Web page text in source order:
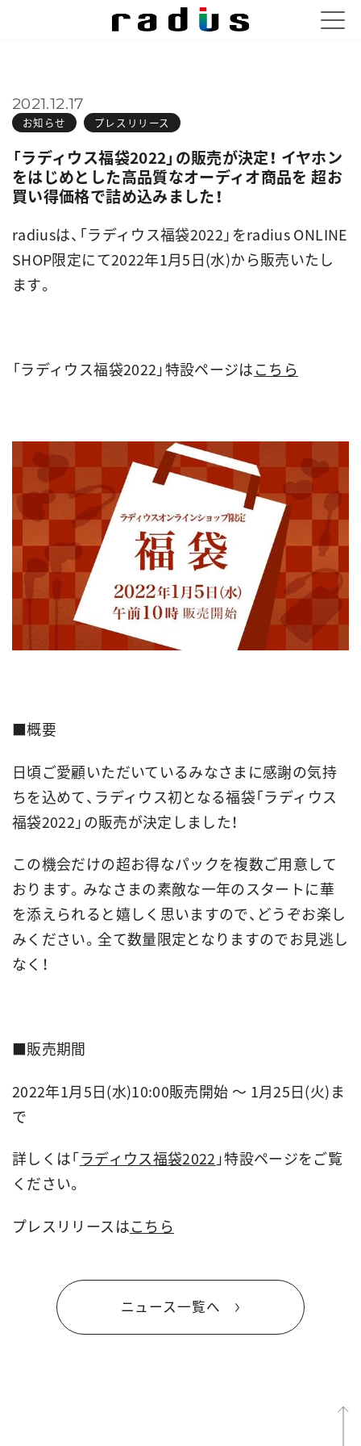
お知らせ プレスリリース
2021.12.17
「ラディウス福袋2022」の販売が決定！ イヤホン
をはじめとした高品質なオーディオ商品を 超お
買い得価格で詰め込みました！
radiusは、「ラディウス福袋2022」をradius ONLINE
SHOP限定にて2022年1月5日(水)から販売いたし
ます。
「ラディウス福袋2022」特設ページはこちら
■概要
日頃ご愛顧いただいているみなさまに感謝の気持
ちを込めて、ラディウス初となる福袋「ラディウス
福袋2022」の販売が決定しました！
この機会だけの超お得なパックを複数ご用意して
おります。みなさまの素敵な一年のスタートに華
を添えられると嬉しく思いますので、どうぞお楽し
みください。全て数量限定となりますのでお見逃し
なく！
■販売期間
2022年1月5日(水)10:00販売開始 ～ 1月25日(火)ま
で
詳しくは「ラディウス福袋2022」特設ページをご覧
ください。
プレスリリースはこちら
ニュース一覧へ